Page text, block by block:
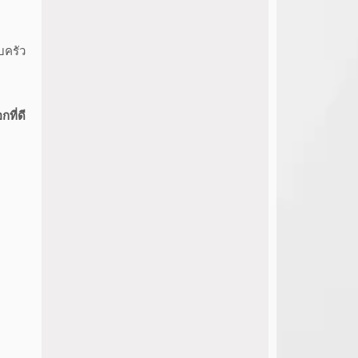
ครัว
กที่ดี